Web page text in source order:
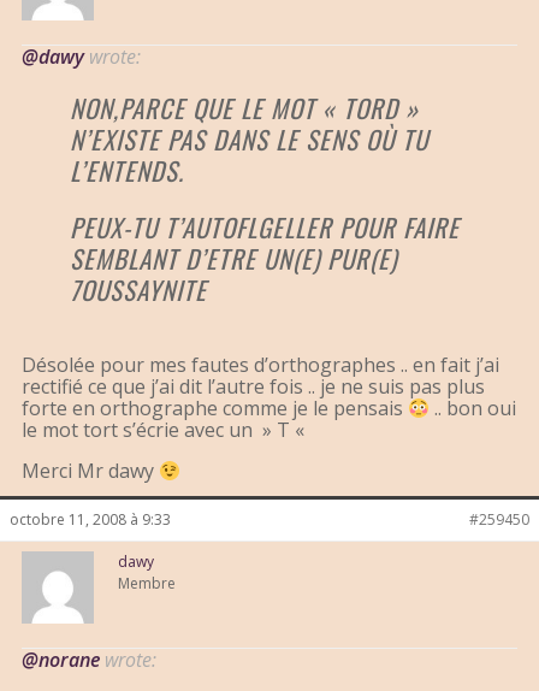
@dawywrote:
NON,PARCE QUE LE MOT « TORD »
N’EXISTE PAS DANS LE SENS OÙ TU
L’ENTENDS.
PEUX-TU T’AUTOFLGELLER POUR FAIRE
SEMBLANT D’ETRE UN(E) PUR(E)
7OUSSAYNITE
Désolée pour mes fautes d’orthographes .. en fait j’ai
rectifié ce que j’ai dit l’autre fois .. je ne suis pas plus
forte en orthographe comme je le pensais
.. bon oui
le mot tort s’écrie avec un » T «
Merci Mr dawy
octobre 11, 2008 à 9:33 #259450
dawy
Membre
@norane wrote: